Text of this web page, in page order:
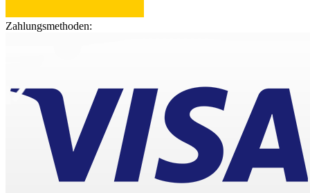
Zahlungsmethoden: